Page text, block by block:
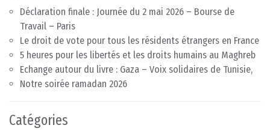
Déclaration finale : Journée du 2 mai 2026 – Bourse de
Travail – Paris
Le droit de vote pour tous les résidents étrangers en France
5 heures pour les libertés et les droits humains au Maghreb
Echange autour du livre : Gaza – Voix solidaires de Tunisie,
Notre soirée ramadan 2026
Catégories